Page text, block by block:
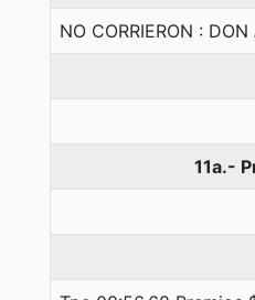
NO CORRIERON :
11a.-